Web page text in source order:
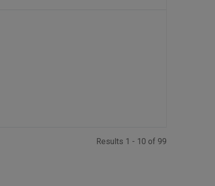
Results 1 - 10 of 99